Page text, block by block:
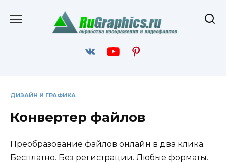
содержанию
ДИЗАЙН И ГРАФИКА
Конвертер файлов
Преобразование файлов онлайн в два клика.
Бесплатно. Без регистрации. Любые форматы.